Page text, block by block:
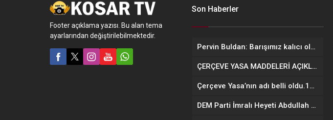
Footer açıklama yazısı. Bu alan tema
ayarlarından değiştirilebilmektedir.
Son Haberler
Pervin Buldan: Barışımız kalıcı olsun
ÇERÇEVE YASA MADDELERİ AÇIKLANDI
Çerçeve Yasa’nın adı belli oldu.10 maddeden oluşacak
DEM Parti İmralı Heyeti Abdullah Öcalan ile dün yapılan görüşmenin ardından yazılı açıklama yaparak, Öcalan’ın mesajını paylaştı.